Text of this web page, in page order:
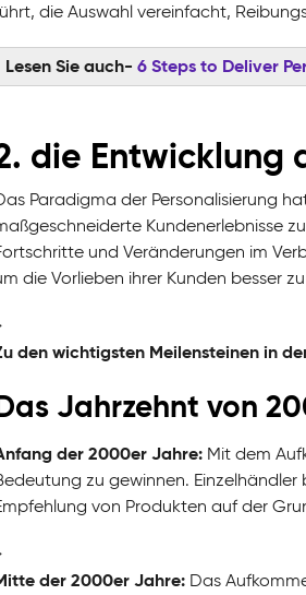
die Auswahl vereinfacht,
Lesen Sie auch- 6 Steps to Deliver
die Entwicklung
Paradigma der Personalisierung
Kundenerlebnisse
und Veränderungen im
die Vorlieben ihrer Kunden besser
den wichtigsten Meilensteinen in
Jahrzehnt von
der 2000er Jahre:Mit dem
zu gewinnen.
von Produkten auf der
der 2000er Jahre: Das